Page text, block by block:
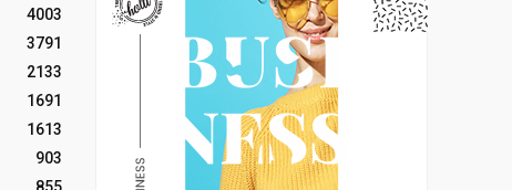
4003
3791
2133
1691
1613
903